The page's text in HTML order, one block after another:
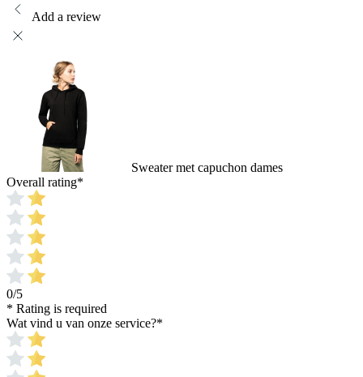
Add a review
Sweater met capuchon dames
Overall rating*
0/5
* Rating is required
Wat vind u van onze service?*